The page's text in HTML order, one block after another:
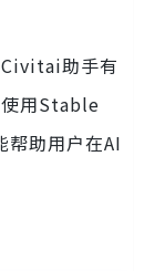
助手有
用Stable
助用户在AI